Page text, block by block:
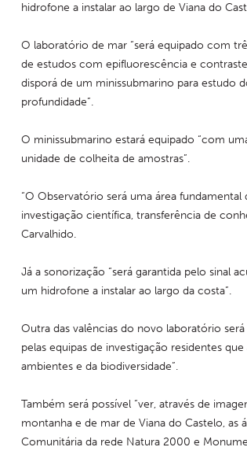
hidrofone a instalar ao largo de Viana do
O laboratório de mar “será equipado com
de estudos com epifluorescência e
disporá de um minissubmarino para estudo
profundidade”.
O minissubmarino estará equipado “com
unidade de colheita de amostras”.
“O Observatório será uma área
investigação científica, transferência de
Carvalhido.
Já a sonorização “será garantida pelo sinal
um hidrofone a instalar ao largo da costa”.
Outra das valências do novo laboratório
pelas equipas de investigação residentes
ambientes e da biodiversidade”.
Também será possível “ver, através de
montanha e de mar de Viana do Castelo, as
Comunitária da rede Natura 2000 e